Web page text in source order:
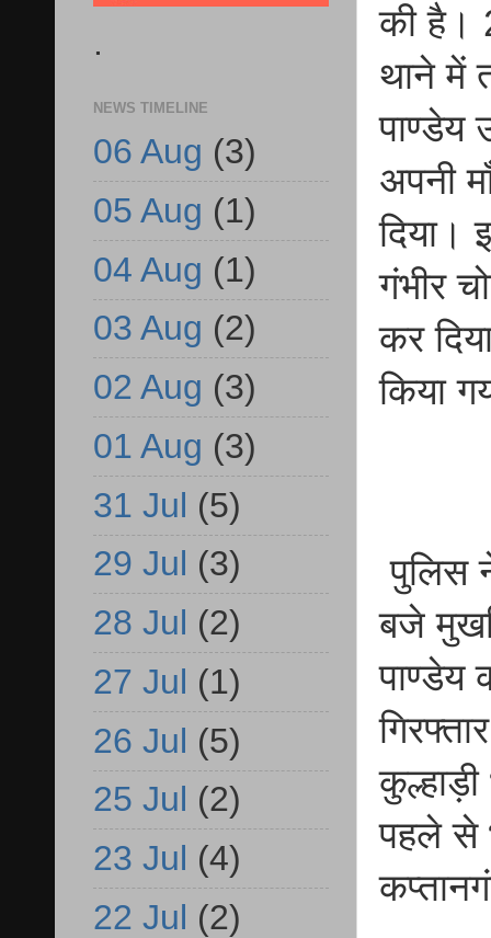
की है।
थाने में
पाण्डेय
अपनी
दिया।
गंभीर
कर
किया
पुलिस
बजे
पाण्डेय
पहले से
.
NEWS TIMELINE
06 Aug (3)
05 Aug (1)
04 Aug (1)
03 Aug (2)
02 Aug (3)
01 Aug (3)
31 Jul (5)
29 Jul (3)
28 Jul (2)
27 Jul (1)
26 Jul (5)
25 Jul (2)
23 Jul (4)
22 Jul (2)